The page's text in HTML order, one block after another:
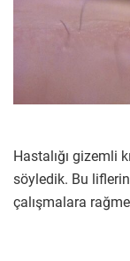
Hastalığı gizemli
söyledik. Bu liflerin
çalışmalara